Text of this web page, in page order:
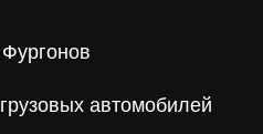
автомобилей